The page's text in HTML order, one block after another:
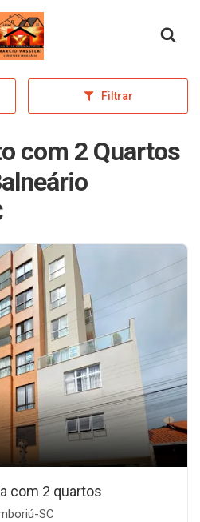
inicial
Filtrar
com 2 Quartos
com 2 quartos
SC